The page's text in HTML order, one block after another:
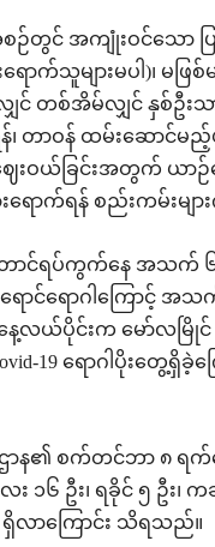
အစဉ်တွင် အကျုံးဝင်သေ
ောက်သူများမပါ)၊ မ
င် တစ်အိမ်လျှင် နှစ်ဦးသ
န်၊ တာဝန် ထမ်းဆော
ေးဝယ်ခြင်းအတွက် ယာဉ်
ရောက်ရန် စည်းကမ်းမ
ာင်ရပ်ကွက်နေ အသက်
ာင်ရောဂါကြောင့် အသ
ယ်ပိုင်းက မော်လမြိုင်
19 ရောဂါပိုးတွေ့ရှိခဲ့
းဌာန၏ စက်တင်ဘာ ၈
း ၁၆ ဦး၊ ရခိုင် ၅ ဦး၊
ရှိလာကြောင်း သိရသည်။